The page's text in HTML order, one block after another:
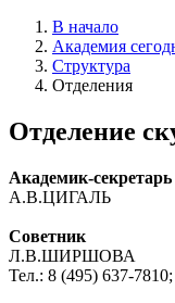
В начало
Академия
Структура
Отделения
Отделение
Академик-
А.В.ЦИГАЛЬ
Советник
Л.В.ШИРШОВА
Тел.: 8 (495) 637-